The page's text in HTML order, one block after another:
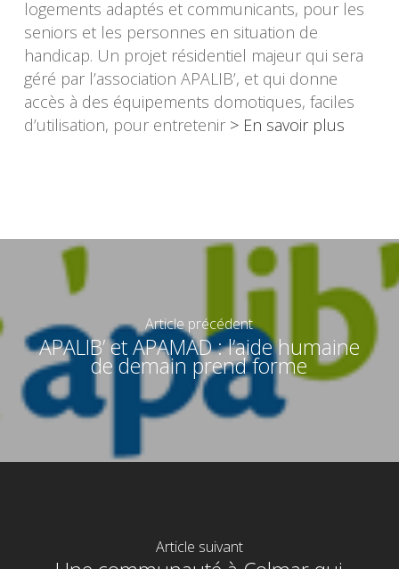
logements adaptés et communicants, pour les
seniors et les personnes en situation de
handicap. Un projet résidentiel majeur qui sera
géré par l’association APALIB’, et qui donne
accès à des équipements domotiques, faciles
d’utilisation, pour entretenir > En savoir plus
Article précédent
APALIB’ et APAMAD : l’aide humaine
de demain prend forme
Article suivant